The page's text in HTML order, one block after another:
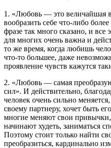
1. «Любовь — это величайшая
вообразить себе что-либо
фразе так много сказано, и
для многих очень важна и
то же время, когда любишь
что-то большее, даже
проявление чувств кажутся
2. «Любовь — самая
сил». И действительно,
человек очень сильно
своему партнеру, хочет быть
многие меняют свои привычки,
начинают худеть, заниматься
Поэтому стоит только найти
преобразиться, кардинально